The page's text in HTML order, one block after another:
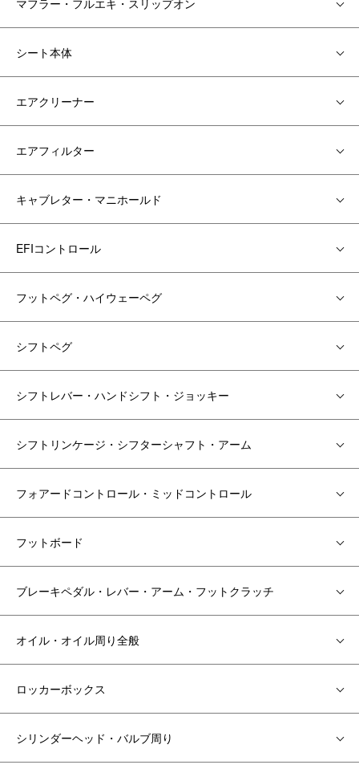
シート本体
エアクリーナー
エアフィルター
キャブレター・マニホールド
EFIコントロール
フットペグ・ハイウェーペグ
シフトペグ
シフトレバー・ハンドシフト・ジョッキー
シフトリンケージ・シフターシャフト・アーム
フォアードコントロール・ミッドコントロール
フットボード
ブレーキペダル・レバー・アーム・フットクラッチ
オイル・オイル周り全般
ロッカーボックス
シリンダーヘッド・バルブ周り